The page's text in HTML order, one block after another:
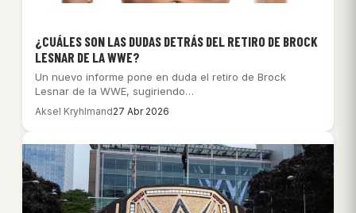
¿CUÁLES SON LAS DUDAS DETRÁS DEL RETIRO DE BROCK
LESNAR DE LA WWE?
Un nuevo informe pone en duda el retiro de Brock
Lesnar de la WWE, sugiriendo…
Aksel Kryhlmand27 Abr 2026